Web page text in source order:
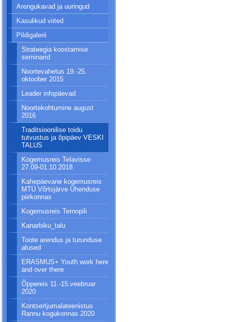
Arengukavad ja uuringud
Kasulikud viited
Pildigalerii
Strateegia koostamise
seminarid
Noortevahetus 19.-25.
oktoober 2015
Leader infopäevad
Noortekohtumine august
2016
Traditsioonilise toidu
tutvustus ja õpipäev VESKI
TALUS
Kogemusreis Telavisse
27.09-01.10.2018
Kahepäevane kogemusreis
MTÜ Võrtsjärve Ühenduse
piirkonnas
Kogemusreis Ternopili
Kanarbiku_talu
Toote arendus ja turunduse
alused
ERASMUS+ Youth work here
and over there
Õppereis 11.-15.veebruar
2020
Kontsertjumalateenistus
Rannu kogukonnas 2020